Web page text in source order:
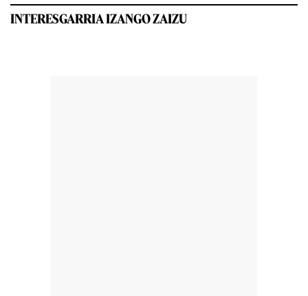
INTERESGARRIA IZANGO ZAIZU